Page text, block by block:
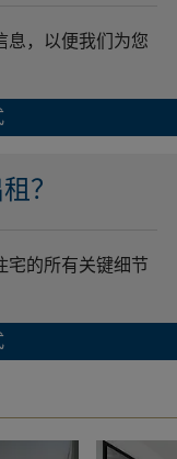
息，以便我们为您
？
宅的所有关键细节